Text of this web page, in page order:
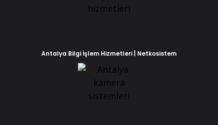
Antalya Bilgi İşlem Hizmetleri | Netkosistem